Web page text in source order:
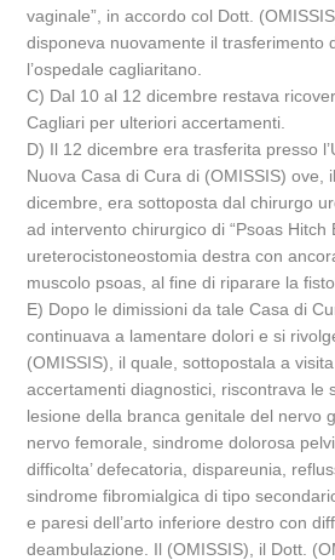
vaginale”, in accordo col Dott.
disponeva nuovamente il trasferimento
l’ospedale cagliaritano.
C) Dal 10 al 12 dicembre restava
Cagliari per ulteriori accertamenti.
D) Il 12 dicembre era trasferita presso
Nuova Casa di Cura di (OMISSIS) ove,
dicembre, era sottoposta dal chirurgo
ad intervento chirurgico di “Psoas Hitch
ureterocistoneostomia destra con
muscolo psoas, al fine di riparare la
E) Dopo le dimissioni da tale Casa di
continuava a lamentare dolori e si
(OMISSIS), il quale, sottopostala a
accertamenti diagnostici, riscontrava le
lesione della branca genitale del nervo
nervo femorale, sindrome dolorosa
difficolta’ defecatoria, dispareunia,
sindrome fibromialgica di tipo
e paresi dell’arto inferiore destro con
deambulazione. Il (OMISSIS), il Dott.